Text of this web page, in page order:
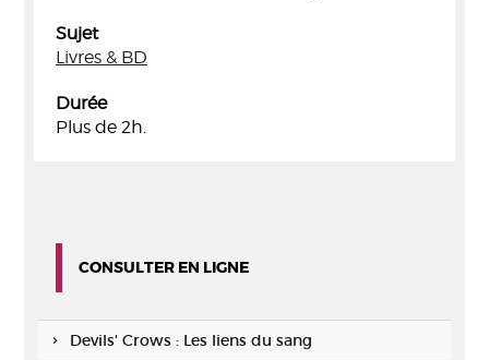
Sujet
Livres & BD
Durée
Plus de 2h.
CONSULTER EN LIGNE
Devils' Crows : Les liens du sang